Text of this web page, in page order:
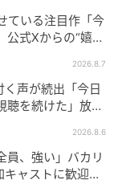
ダネス門司港
配信・過去回
ママ、大丈夫か
ている注目作「今
式Xからの“嬉し
2026.8.7
く声が続出「今日
聴を続けた」放送
2026.8.6
員、強い」バカリ
キャストに歓迎の